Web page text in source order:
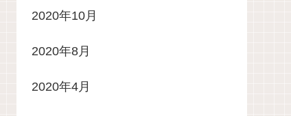
2020年10月
2020年8月
2020年4月